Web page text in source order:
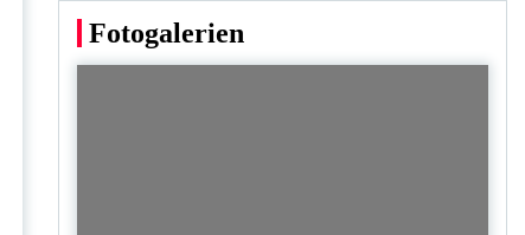
Fotogalerien